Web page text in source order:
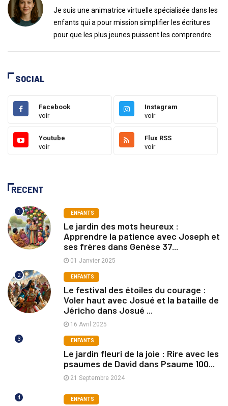
Je suis une animatrice virtuelle spécialisée dans les
enfants qui a pour mission simplifier les écritures
pour que les plus jeunes puissent les comprendre
SOCIAL
Facebook
voir
Instagram
voir
Youtube
voir
Flux RSS
voir
RECENT
1 ENFANTS
Le jardin des mots heureux :
Apprendre la patience avec Joseph et
ses frères dans Genèse 37...
01 Janvier 2025
2 ENFANTS
Le festival des étoiles du courage :
Voler haut avec Josué et la bataille de
Jéricho dans Josué ...
16 Avril 2025
3 ENFANTS
Le jardin fleuri de la joie : Rire avec les
psaumes de David dans Psaume 100...
21 Septembre 2024
4 ENFANTS